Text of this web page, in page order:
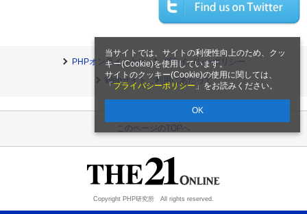
当サイトでは、サイトの利便性向上のため、クッ
キー(Cookie)を使用しています。
サイトのクッキー(Cookie)の使用に関しては、
「 プライバシーポリシー 」をお読みください。
OK
PHPオンラインとは
プライバシーポリシー
Webサイトご利用にあたって
このページのTOPへ
Copyright PHP研究所 All rights reserved.